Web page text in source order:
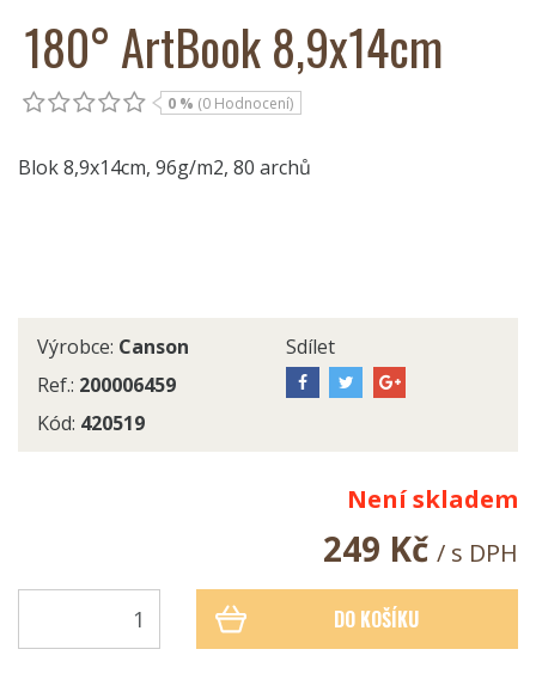
180° ArtBook 8,9x14cm
0 % (0 Hodnocení)
Blok 8,9x14cm, 96g/m2, 80 archů
Výrobce: Canson
Ref.: 200006459
Kód: 420519
Sdílet
Není skladem
249 Kč / s DPH
DO KOŠÍKU